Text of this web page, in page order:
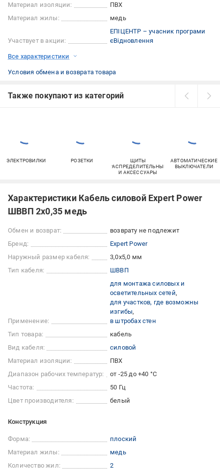
Материал изоляции:
ПВХ
Материал жилы:
медь
Участвует в акции:
ЕПІЦЕНТР – учасник програми
єВідновлення
Все характеристики
Условия обмена и возврата товара
Также покупают из категорий
ЭЛЕКТРОВИЛКИ РОЗЕТКИ
ЩИТЫ
РАСПРЕДЕЛИТЕЛЬНЫЕ
И АКСЕССУАРЫ
АВТОМАТИЧЕСКИЕ
ВЫКЛЮЧАТЕЛИ
Характеристики Кабель силовой Expert Power
ШВВП 2x0,35 медь
Обмен и возврат:
возврату не подлежит
Бренд:
Expert Power
Наружный размер кабеля:
3,0х5,0 мм
Тип кабеля:
ШВВП
Применение:
для монтажа силовых и
осветительных сетей
для участков, где возможны
изгибы
в штробах стен
Тип товара:
кабель
Вид кабеля:
силовой
Материал изоляции:
ПВХ
Диапазон рабочих температур:
от -25 до +40 °C
Частота:
50 Гц
Цвет производителя:
белый
Конструкция
Форма:
плоский
Материал жилы:
медь
Количество жил:
2